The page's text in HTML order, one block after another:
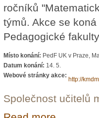
ročníků
týmů. Akce se
Pedagogické
Místo konání: PedF UK v Praze,
Datum konání: 14. 5.
Webové stránky akce:
http://
Společnost učitelů